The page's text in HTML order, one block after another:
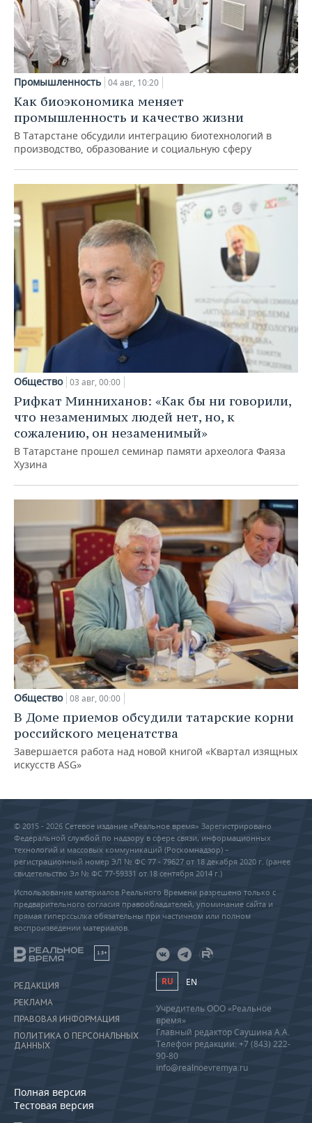
Промышленность 04 авг, 10:20
Как биоэкономика меняет
промышленность и качество жизни
В Татарстане обсудили интеграцию биотехнологий в
производство, образование и социальную сферу
Общество 03 авг, 00:00
Рифкат Минниханов: «Как бы ни говорили,
что незаменимых людей нет, но, к
сожалению, он незаменимый»
В Татарстане прошел семинар памяти археолога Фаяза
Хузина
Общество 08 авг, 00:00
В Доме приемов обсудили татарские корни
российского меценатства
Завершается работа над новой книгой «Квартал изящных
искусств ASG»
© 2015 - 2026 Сетевое издание «Реальное время» Зарегистрировано
Федеральной службой по надзору в сфере связи, информационных
технологий и массовых коммуникаций (Роскомнадзор) –
регистрационный номер ЭЛ № ФС 77 - 79627 от 18 декабря 2020 г. (ранее
свидетельство Эл № ФС 77-59331 от 18 сентября 2014 г.)
Использование материалов Реального Времени разрешено только с
предварительного согласия правообладателей, упоминание сайта и
прямая гиперссылка обязательны при частичном или полном
воспроизведении материалов.
18+
РЕДАКЦИЯ
РЕКЛАМА
ПРАВОВАЯ ИНФОРМАЦИЯ
ПОЛИТИКА О ПЕРСОНАЛЬНЫХ
ДАННЫХ
Полная версия
Тестовая версия
RU EN
Учредитель ООО «Реальное
время»
Главный редактор Саушина А.А.
Телефон редакции: +7 (843) 222-
90-80
info@realnoevremya.ru